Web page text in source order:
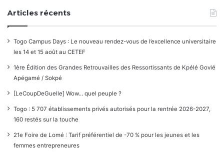
Articles récents
Togo Campus Days : Le nouveau rendez-vous de l’excellence universitaire
les 14 et 15 août au CETEF
1ère Édition des Grandes Retrouvailles des Ressortissants de Kpélé Govié
Apégamé / Sokpé
[LeCoupDeGuelle] Wow… quel peuple ?
Togo : 5 707 établissements privés autorisés pour la rentrée 2026-2027,
160 restés sur la touche
21e Foire de Lomé : Tarif préférentiel de -70 % pour les jeunes et les
femmes entrepreneures